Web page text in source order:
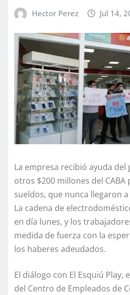
Hector Perez Jul 14,
La empresa recibió ayuda
otros $200 millones del CABA
sueldos, que nunca llegaron
La cadena de
en día lunes, y los
medida de fuerza con la
los haberes adeudados.
El diálogo con El Esquiú Play,
del Centro de Empleados de